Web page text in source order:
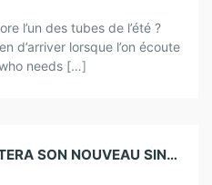
l’un des tubes de l’été ?
d’arriver lorsque l’on écoute
needs […]
BRITNEY SPEARS CHANTERA SON NOUVEAU SINGLE MAKE ME AUX BILLBOARD MUSIC AWARDS 2016